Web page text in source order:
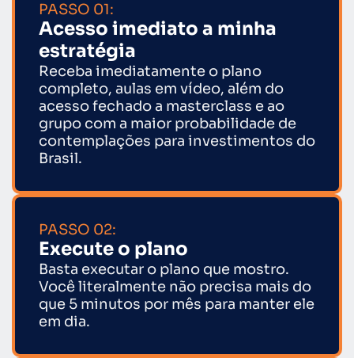
PASSO 01:
Acesso imediato a minha
estratégia
Receba imediatamente o plano
completo, aulas em vídeo, além do
acesso fechado a masterclass e ao
grupo com a maior probabilidade de
contemplações para investimentos do
Brasil.
PASSO 02:
Execute o plano
Basta executar o plano que mostro.
Você literalmente não precisa mais do
que 5 minutos por mês para manter ele
em dia.